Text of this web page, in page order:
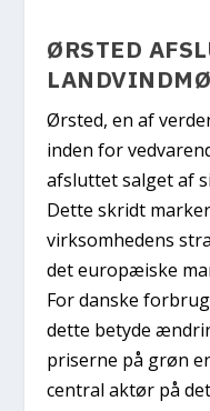
ØRSTED
Ørsted, en af
inden for
afsluttet salget af
Dette skridt
virksomhedens
det europæiske
For danske
dette betyde
priserne på grøn
central aktør på